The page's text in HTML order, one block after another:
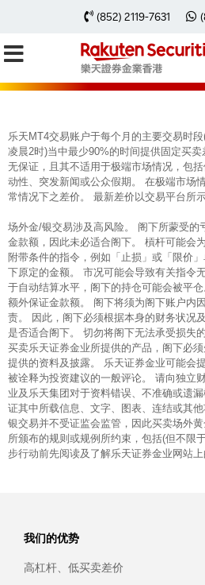
(852) 2119-7631
每周黃金分析
乐天MT4交易账户于每个月的主要交易时
凌晨2时)当中最少90%的时间提供固定买
无保证，且其不适用于极端市场情况，包
动性、突发新闻或公众假期。 在极端市场
常情况下之差价。 最新差价以交易平台所示
场外金/银交易涉及高风险。 阁下所蒙受的
金款额，因此未必适合阁下。 槓杆可能会
附带条件的指令，例如「止损」或「限价
下原定的金额。 市况可能会导致有关指令
于自动结算水平，阁下的持仓可能会被平
额外保证金款额。 阁下将须为阁下账户内
责。 因此，阁下必须根据本身的财务状况
是否适合阁下。 切勿将阁下无法承受损失
买卖乐天证券金业所提供的产品，阁下必
提供的资料及披露。 乐天证券金业可能会
被诠释为投资建议的一般评论。 请向独立
业及乐天集团对于资料错误、不准确或遗
证其中所载信息、文字、图表、连结或其
银交易并不受证监会监管，因此买卖场外
所颁布的规则或规例所约束，包括(但不限
步行动前先阅读及了解乐天证券金业网站上
我们的优势
高杠杆、低买卖差价